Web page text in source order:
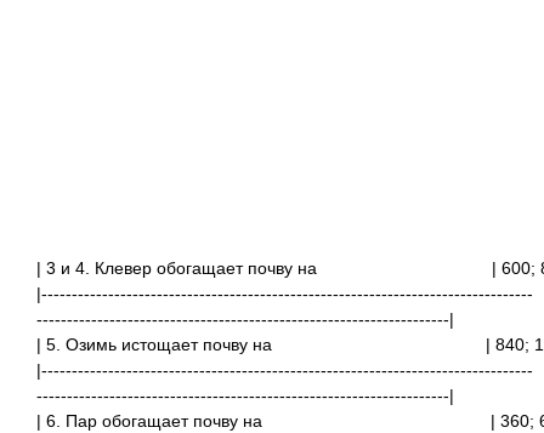
| 3 и 4. Клевер обогащает почву на
|
|---------------------------------------------------------------------------------
--------------------------------------------------------------------|
| 5. Озимь истощает почву на
|
|---------------------------------------------------------------------------------
--------------------------------------------------------------------|
| 6. Пар обогащает почву на | 360; 610